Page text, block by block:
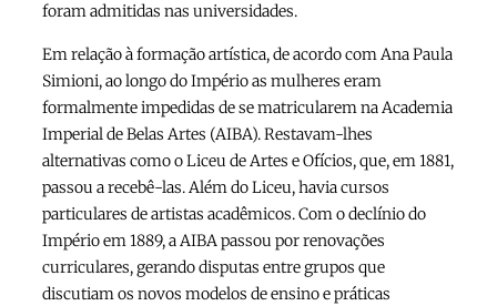
foram admitidas nas universidades.
Em relação à formação artística, de acordo com Ana Paula
Simioni, ao longo do Império as mulheres eram
formalmente impedidas de se matricularem na Academia
Imperial de Belas Artes (AIBA). Restavam-lhes
alternativas como o Liceu de Artes e Ofícios, que, em 1881,
passou a recebê-las. Além do Liceu, havia cursos
particulares de artistas acadêmicos. Com o declínio do
Império em 1889, a AIBA passou por renovações
curriculares, gerando disputas entre grupos que
discutiam os novos modelos de ensino e práticas